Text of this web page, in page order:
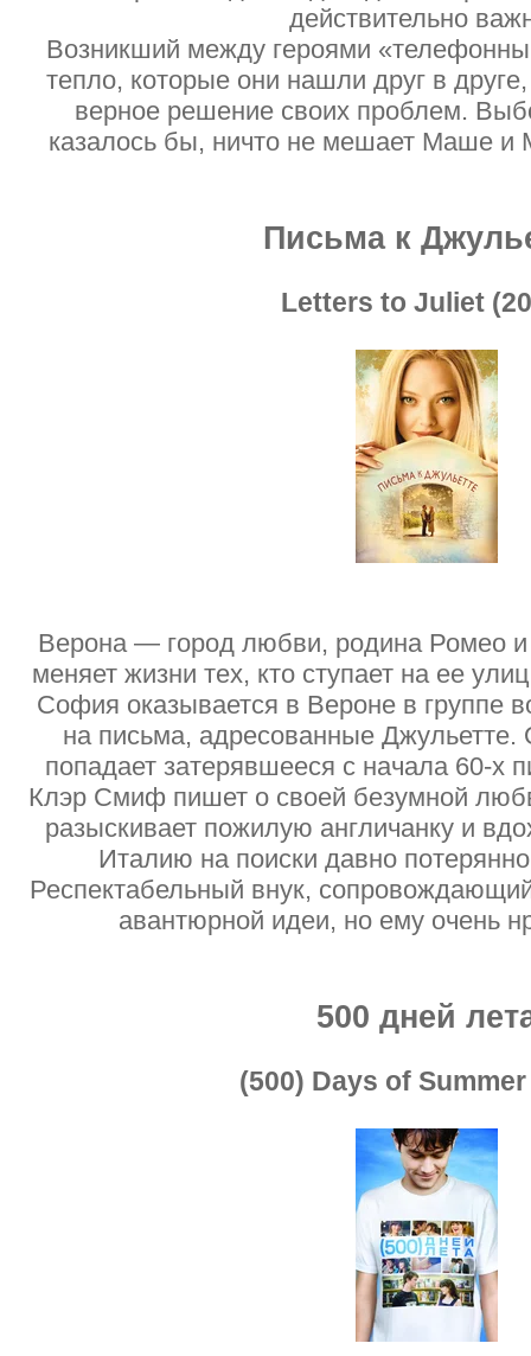
действительно
Возникший между героями
тепло, которые они нашли друг в
верное решение своих проблем.
казалось бы, ничто не мешает Маше и
Письма к
Letters to Juliet
Верона — город любви, родина Ромео
меняет жизни тех, кто ступает на ее
София оказывается в Вероне в группе
на письма, адресованные
попадает затерявшееся с начала 60-х
Клэр Смиф пишет о своей безумной
разыскивает пожилую англичанку и
Италию на поиски давно
Респектабельный внук,
авантюрной идеи, но ему очень
500 дней
(500) Days of